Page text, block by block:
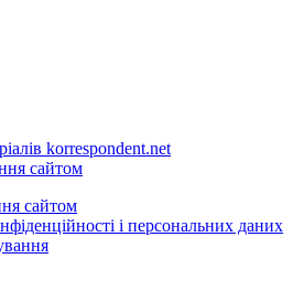
korrespondent.net
сайтом
сайтом
і персональних даних